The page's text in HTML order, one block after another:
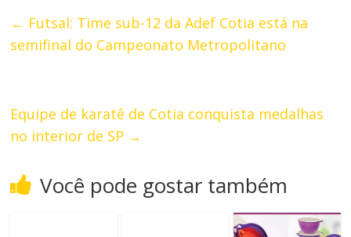
← Futsal: Time sub-12 da Adef Cotia está na
semifinal do Campeonato Metropolitano
Equipe de karatê de Cotia conquista medalhas
no interior de SP →
Você pode gostar também